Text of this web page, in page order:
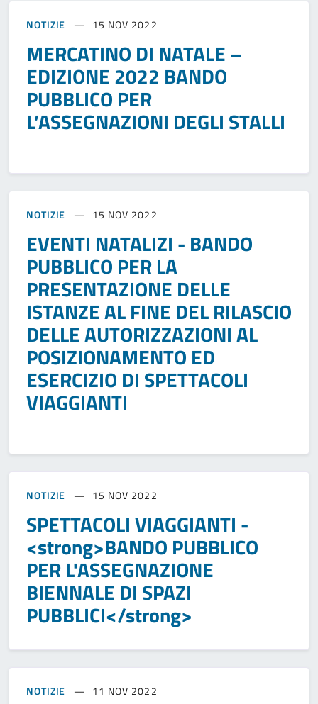
NOTIZIE 15 NOV 2022
MERCATINO DI NATALE –
EDIZIONE 2022 BANDO
PUBBLICO PER
L’ASSEGNAZIONI DEGLI STALLI
NOTIZIE 15 NOV 2022
EVENTI NATALIZI - BANDO
PUBBLICO PER LA
PRESENTAZIONE DELLE
ISTANZE AL FINE DEL RILASCIO
DELLE AUTORIZZAZIONI AL
POSIZIONAMENTO ED
ESERCIZIO DI SPETTACOLI
VIAGGIANTI
NOTIZIE 15 NOV 2022
SPETTACOLI VIAGGIANTI -
<strong>BANDO PUBBLICO
PER L'ASSEGNAZIONE
BIENNALE DI SPAZI
PUBBLICI</strong>
NOTIZIE 11 NOV 2022